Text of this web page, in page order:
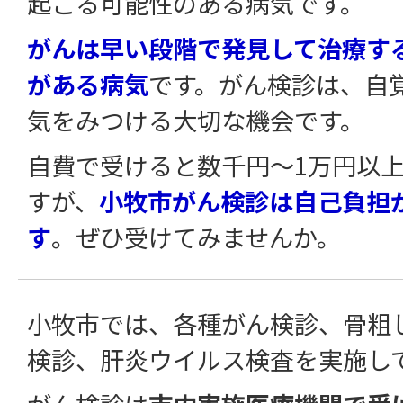
がんは早い段階で発見して治療す
がある病気です。がん検診は、自
気をみつける大切な機会です。
自費で受けると数千円～1万円以
すが、 小牧市がん検診は自己負担
す。ぜひ受けてみませんか。
小牧市では、各種がん検診、骨
検診、肝炎ウイルス検査を実施し